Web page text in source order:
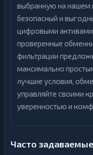
выбранную на нашем
безопасный и
цифровыми
проверенные
фильтрации
максимально
лучшие условия,
управляйте своими
уверенностью и
Часто